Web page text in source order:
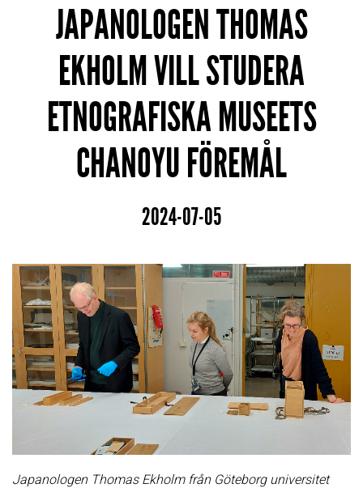
JAPANOLOGEN THOMAS
EKHOLM VILL STUDERA
ETNOGRAFISKA MUSEETS
CHANOYU FÖREMÅL
2024-07-05
Japanologen Thomas Ekholm från Göteborg universitet